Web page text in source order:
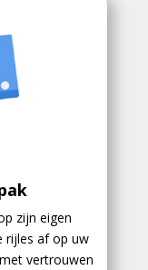
zijn eigen
rijles af op uw
vertrouwen